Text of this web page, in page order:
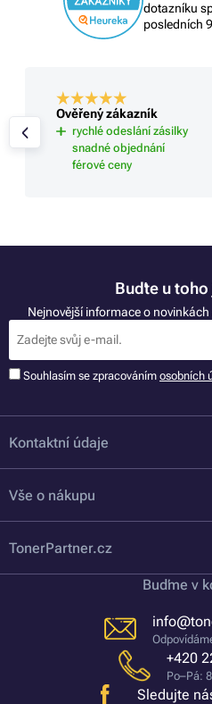
dotazníku
posledních
Ověřený zákazník
rychlé odeslání zásilky
snadné objednání
férové ceny
Buďte u
Nejnovější informace o
Souhlasím se zpracováním osobních
Kontaktní údaje
Vše o nákupu
TonerPartner.cz
Buďme v
+420
Po–Pá:
Sledujte